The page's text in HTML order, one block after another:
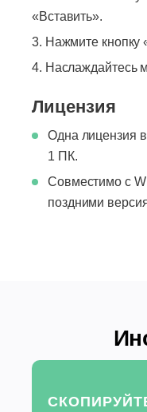
«Вставить».
Нажмите кнопку
Наслаждайтесь
Лицензия
Одна лицензия
1 ПК.
Совместимо с
поздними